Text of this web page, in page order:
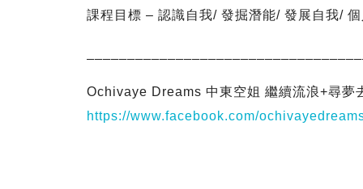
課程目標 – 認識自我/ 發掘潛能/ 發展自我/
Ochivaye Dreams 中東空姐 繼續流浪+尋夢
https://www.facebook.com/